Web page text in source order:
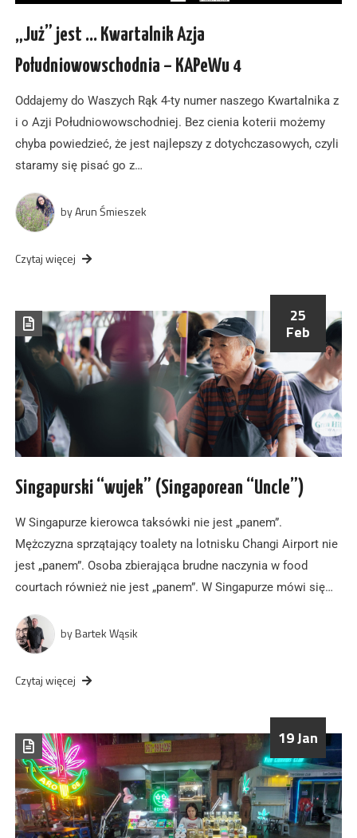
„Już” jest … Kwartalnik Azja
Południowowschodnia – KAPeWu 4
Oddajemy do Waszych Rąk 4-ty numer naszego Kwartalnika z
i o Azji Południowowschodniej. Bez cienia koterii możemy
chyba powiedzieć, że jest najlepszy z dotychczasowych, czyli
staramy się pisać go z…
byArun Śmieszek
Czytaj więcej
25
Feb
Singapurski “wujek” (Singaporean “Uncle”)
W Singapurze kierowca taksówki nie jest „panem”.
Mężczyzna sprzątający toalety na lotnisku Changi Airport nie
jest „panem”. Osoba zbierająca brudne naczynia w food
courtach również nie jest „panem”. W Singapurze mówi się…
byBartek Wąsik
Czytaj więcej
19 Jan